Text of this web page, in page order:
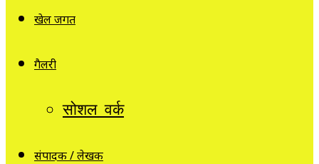
खेल जगत
गैलरी
सोशल वर्क
संपादक / लेखक